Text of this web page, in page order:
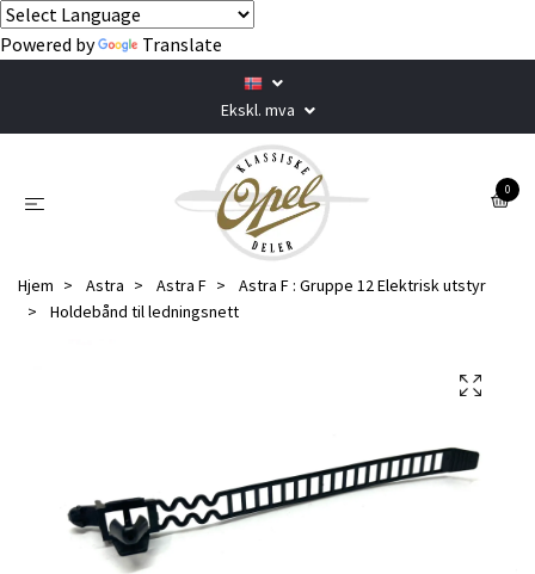
Powered by Translate
Ekskl. mva
0
Hjem Astra Astra F
Astra F : Gruppe 12 Elektrisk utstyr
Holdebånd til ledningsnett